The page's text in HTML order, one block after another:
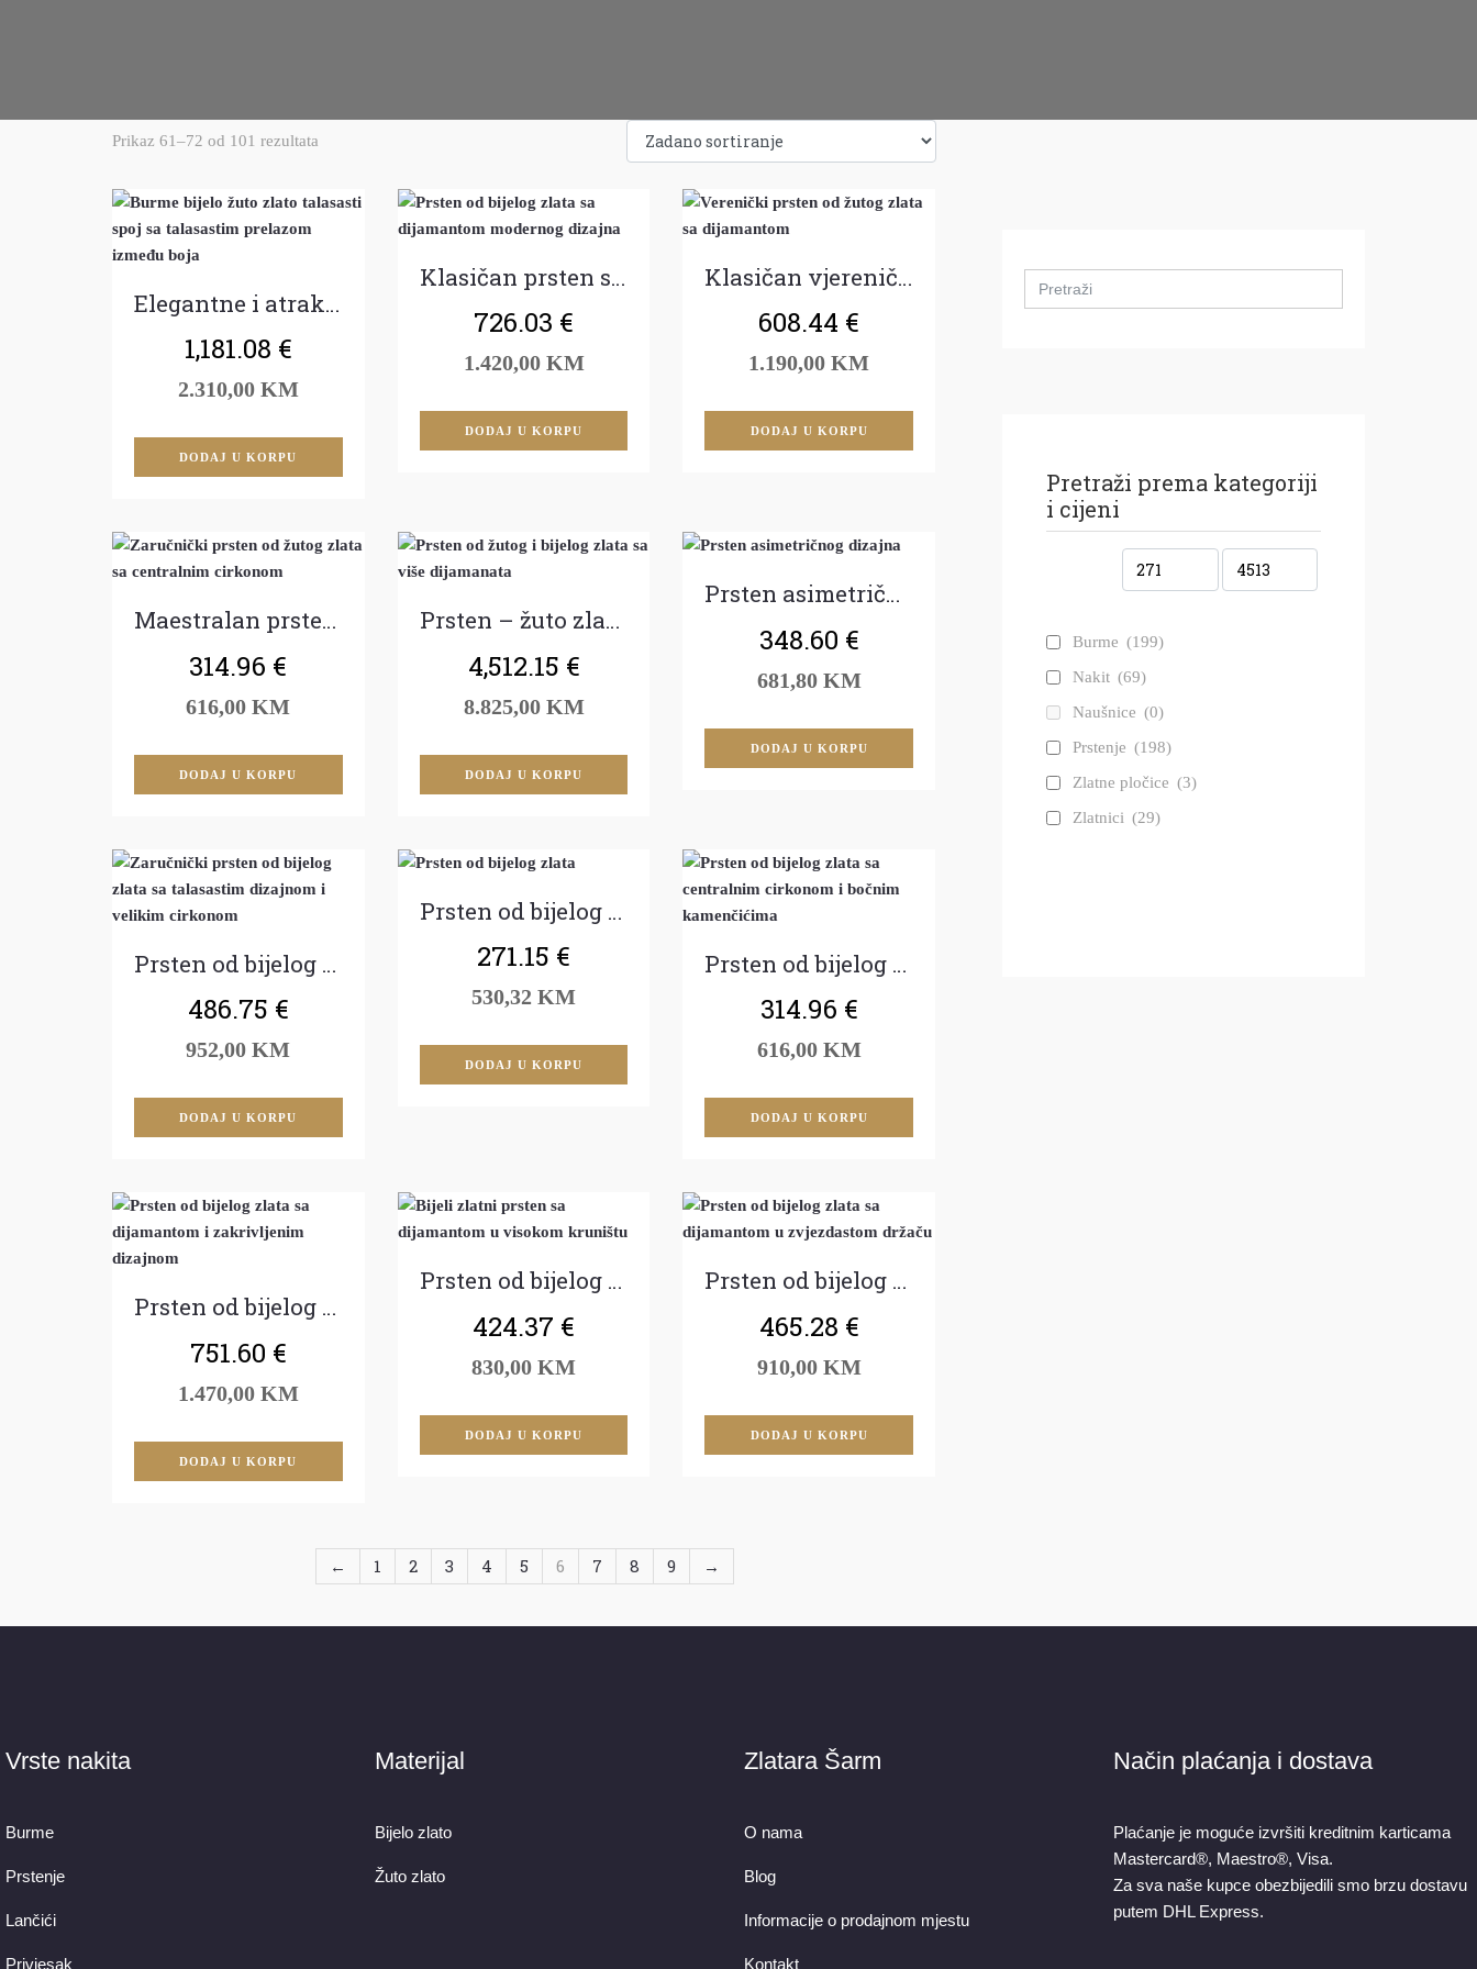
Prikaz 61–72 od 101 rezultata
Elegantne i atraktivne dijamantirane burme
1,181.08 €
2.310,00 KM
DODAJ U KORPU
Klasičan prsten sa dijamantom
726.03 €
1.420,00 KM
DODAJ U KORPU
Klasičan vjerenički prsten
608.44 €
1.190,00 KM
DODAJ U KORPU
Maestralan prsten od žutog zlata
314.96 €
616,00 KM
DODAJ U KORPU
Prsten – žuto zlato i brilijanti
4,512.15 €
8.825,00 KM
DODAJ U KORPU
Prsten asimetričnog dizajna
348.60 €
681,80 KM
DODAJ U KORPU
Prsten od bijelog zlata
486.75 €
952,00 KM
DODAJ U KORPU
Prsten od bijelog zlata
271.15 €
530,32 KM
DODAJ U KORPU
Prsten od bijelog zlata
314.96 €
616,00 KM
DODAJ U KORPU
Prsten od bijelog zlata sa brilijantom
751.60 €
1.470,00 KM
DODAJ U KORPU
Prsten od bijelog zlata sa dijamantom
424.37 €
830,00 KM
DODAJ U KORPU
Prsten od bijelog zlata sa dijamantom
465.28 €
910,00 KM
DODAJ U KORPU
← 1 2 3 4 5 6 7 8 9 →
Search
for:
Pretraži prema kategoriji
i cijeni
Burme (199)
Nakit (69)
Naušnice (0)
Prstenje (198)
Zlatne pločice (3)
Zlatnici (29)
Vrste nakita
Burme
Prstenje
Lančići
Privjesak
Materijal
Bijelo zlato
Žuto zlato
Zlatara Šarm
O nama
Blog
Informacije o prodajnom mjestu
Kontakt
Način plaćanja i dostava
Plaćanje je moguće izvršiti kreditnim karticama
Mastercard®, Maestro®, Visa.
Za sva naše kupce obezbijedili smo brzu dostavu
putem DHL Express.